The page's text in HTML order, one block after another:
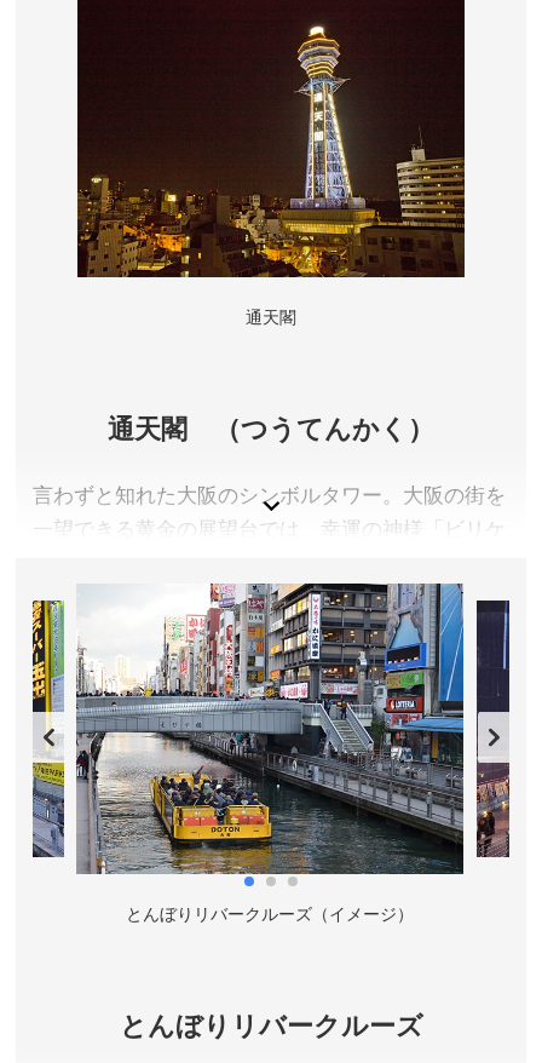
いワモンアザラシが間近で見られる「新・体感エリ
ア」など様々な生き物に出会えるのは、世界最大級
入館料金／大人(高校生・16歳以上)2,700〜円、子ども
(小中学生)1,400〜円、幼児(3歳以上)700〜円 、2歳以
下 無料 ※日によって入館料が異なります。詳しくは公
式サイトをご確認ください。
営業時間・休館日／詳しくは公式サイトをご確認くださ
所在地／大阪府大阪市港区海岸通1-1-10
海遊館 公式サイト
通天閣
通天閣 （つうてんかく）
言わずと知れた大阪のシンボルタワー。大阪の街を
一望できる黄金の展望台では、幸運の神様「ビリケ
ーカーのアンテナショップも。
大阪府大阪市
一般展望台料金／大人(高校生以上)1,200円、子ども(5
歳～中学生)600円
営業時間／一般展望台10:00～20:00(入場は19:30ま
で)、ショップ・わくわくランド10:00～19:30
定休日／年中無休
アクセス／Osaka Metro 堺筋線 恵美須町駅 3番出口よ
り徒歩3分 、阪堺電車 阪堺線 恵美須町駅 出口より徒歩
3分 、Osaka Metro 御堂筋線 動物園前駅 1番出口より徒
所在地／大阪府大阪市浪速区恵美須東1-18-6
とんぼりリバークルーズ（イメージ）
とんぼりリバークルーズ